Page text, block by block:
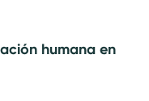
humana en